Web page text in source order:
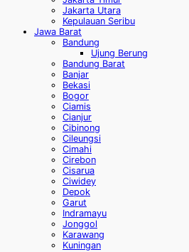
Jakarta Utara
Kepulauan Seribu
Jawa Barat
Bandung
Ujung Berung
Bandung Barat
Banjar
Bekasi
Bogor
Ciamis
Cianjur
Cibinong
Cileungsi
Cimahi
Cirebon
Cisarua
Ciwidey
Depok
Garut
Indramayu
Jonggol
Karawang
Kuningan